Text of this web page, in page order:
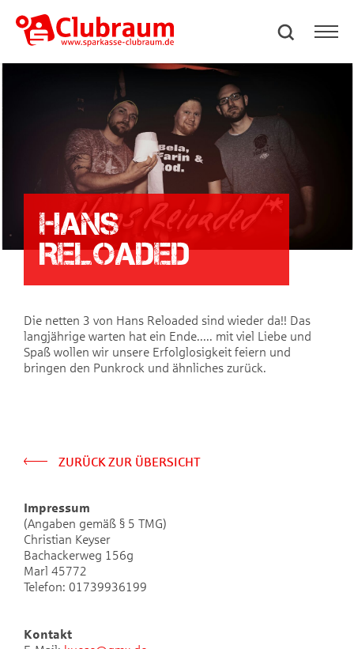
Hans
Reloaded
Die netten 3 von Hans Reloaded sind wieder da!! Das
langjährige warten hat ein Ende..... mit viel Liebe und
Spaß wollen wir unsere Erfolglosigkeit feiern und
bringen den Punkrock und ähnliches zurück.
ZURÜCK ZUR ÜBERSICHT
Impressum
(Angaben gemäß § 5 TMG)
Christian Keyser
Bachackerweg 156g
Marl 45772
Telefon: 01739936199
Kontakt